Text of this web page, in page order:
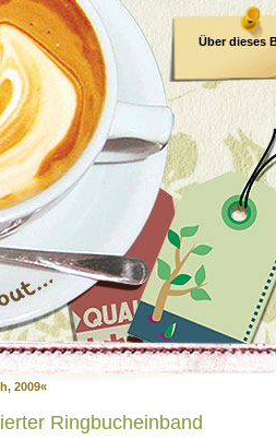
Über dieses
2009«
Ringbucheinband